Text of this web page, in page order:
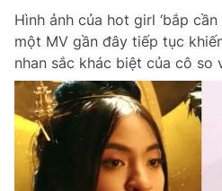
Hình ảnh của hot girl ‘bắp
một MV gần đây tiếp tục
nhan sắc khác biệt của cô so